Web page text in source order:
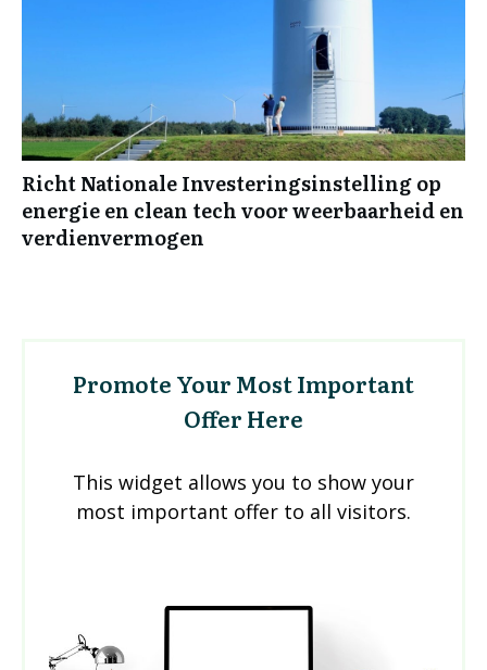
Richt Nationale Investeringsinstelling op
energie en clean tech voor weerbaarheid en
verdienvermogen
Promote Your Most Important
Offer Here
This widget allows you to show your
most important offer to all visitors.